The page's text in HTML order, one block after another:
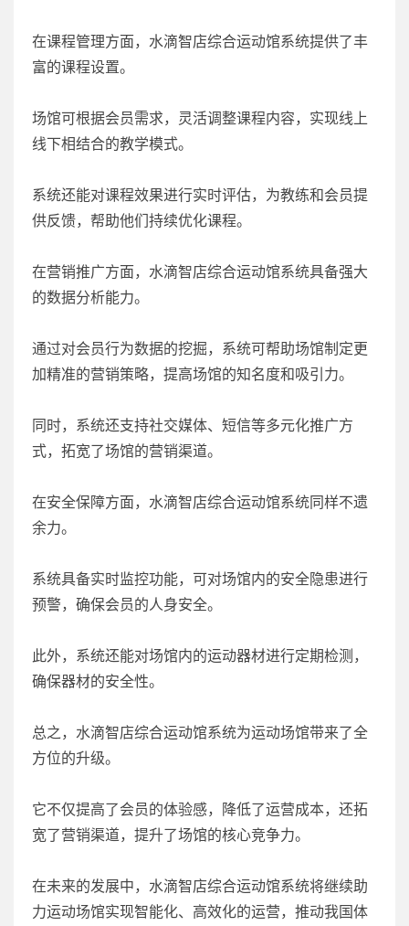
在课程管理方面，水滴智店综合运动馆系统提供了丰
富的课程设置。
场馆可根据会员需求，灵活调整课程内容，实现线上
线下相结合的教学模式。
系统还能对课程效果进行实时评估，为教练和会员提
供反馈，帮助他们持续优化课程。
在营销推广方面，水滴智店综合运动馆系统具备强大
的数据分析能力。
通过对会员行为数据的挖掘，系统可帮助场馆制定更
加精准的营销策略，提高场馆的知名度和吸引力。
同时，系统还支持社交媒体、短信等多元化推广方
式，拓宽了场馆的营销渠道。
在安全保障方面，水滴智店综合运动馆系统同样不遗
余力。
系统具备实时监控功能，可对场馆内的安全隐患进行
预警，确保会员的人身安全。
此外，系统还能对场馆内的运动器材进行定期检测，
确保器材的安全性。
总之，水滴智店综合运动馆系统为运动场馆带来了全
方位的升级。
它不仅提高了会员的体验感，降低了运营成本，还拓
宽了营销渠道，提升了场馆的核心竞争力。
在未来的发展中，水滴智店综合运动馆系统将继续助
力运动场馆实现智能化、高效化的运营，推动我国体